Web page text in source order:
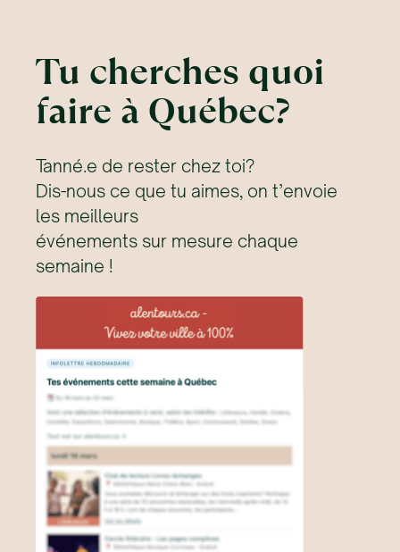
Tu cherches quoi
faire à Québec?
Tanné.e de rester chez toi?
Dis-nous ce que tu aimes, on t’envoie
les meilleurs
événements sur mesure chaque
semaine !